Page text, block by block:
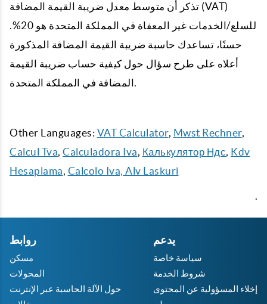
تذكر أن متوسط ​​معدل ضريبة القيمة المضافة (VAT)
للسلع/الخدمات غير المعفاة في المملكة المتحدة هو 20%.
حسنًا، تساعدك حاسبة ضريبة القيمة المضافة المذكورة
أعلاه على طرح سؤال حول كيفية حساب ضريبة القيمة
المضافة في المملكة المتحدة.
Other Languages: VAT Calculator, Mwst Rechner,
Calcul Tva, Calculadora Iva, Калькулятор Ндс, Kdv
Hesaplama, Calcolo Iva, Alv Laskuri
.
روابط
مسكن
المحولات
حول الآلة الحاسبة عبر الإنترنت
يدعم
سياسة خاصة
شروط الخدمة
إخلاء المسؤولية عن المحتوى